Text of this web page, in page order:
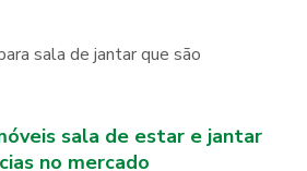
sala de estar e jantar
no mercado